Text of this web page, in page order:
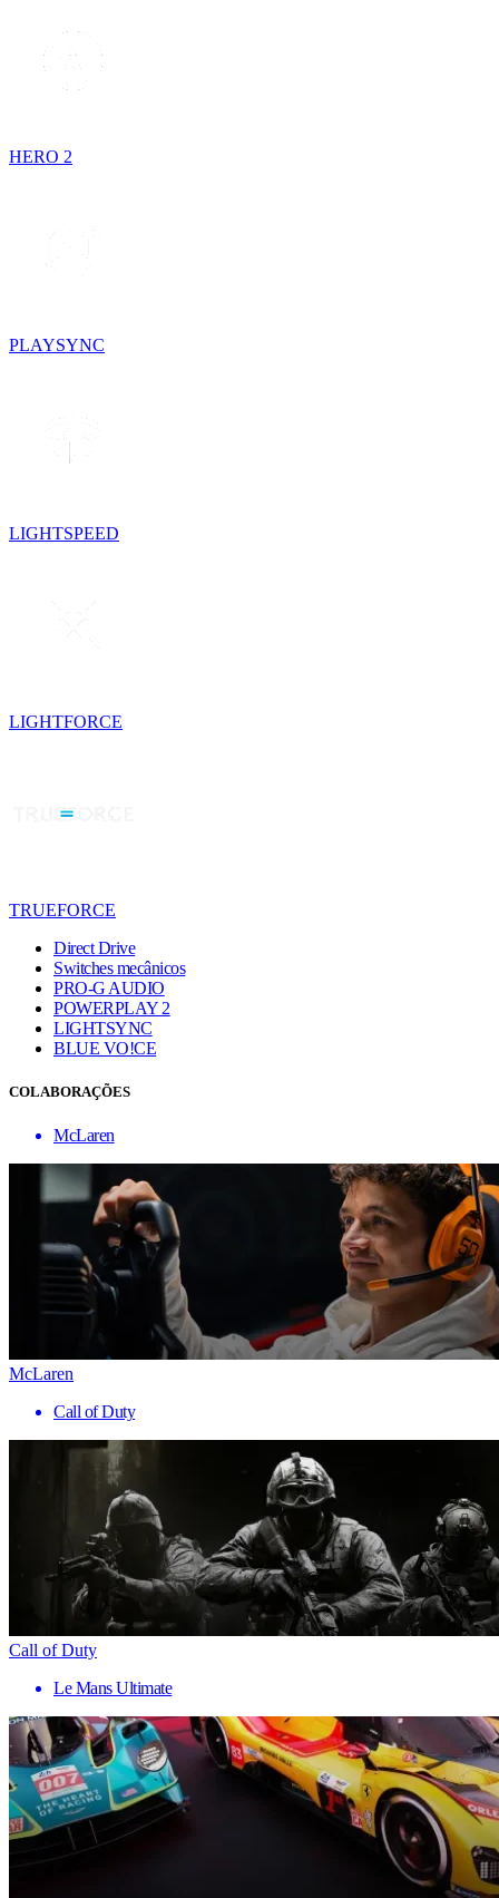
HERO 2
PLAYSYNC
LIGHTSPEED
LIGHTFORCE
TRUEFORCE
Direct Drive
Switches mecânicos
PRO-G AUDIO
POWERPLAY 2
LIGHTSYNC
BLUE VO!CE
COLABORAÇÕES
McLaren
McLaren
Call of Duty
Call of Duty
Le Mans Ultimate